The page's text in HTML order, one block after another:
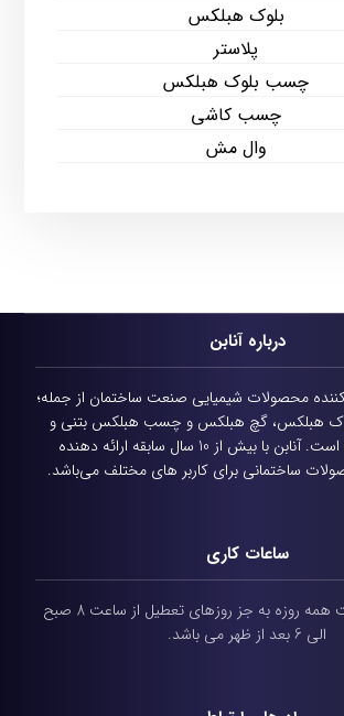
بلوک هبلکس
پلاستر
چسب بلوک هبلکس
چسب کاشی
وال مش
درباره آنابن
محصولات شیمیایی صنعت ساختمان از جمله؛
هبلکس، گچ هبلکس و چسب هبلکس بتنی و
است.
آنابن با بیش از 10 سال سابقه ارائه دهنده
ساختمانی برای کاربر های مختلف می‌باشد.
ساعات کاری
ساعات کاری شرکت همه روزه به جز روزهای تعطیل از ساعت 8 صبح
الی 6 بعد از ظهر می باشد.